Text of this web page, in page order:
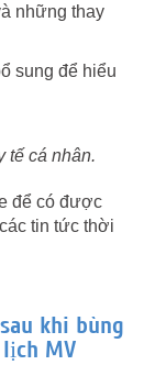
những thay
sung để hiểu
tế cá nhân.
để có được
tin tức thời
khi bùng
MV